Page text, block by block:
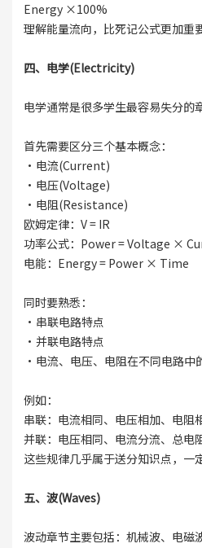
Energy ×100%
理解能量流向，比死记公式更加重要
四、电学(Electricity)
电学通常是很多学生最容易失分的
首先需要区分三个基本概念：
·电流(Current)
·电压(Voltage)
·电阻(Resistance)
欧姆定律：V = IR
功率公式：Power = Voltage ×
电能：Energy = Power × Time
同时要熟悉：
·串联电路特点
·并联电路特点
·电流、电压、电阻在不同电路中
例如：
串联：电流相同、电压相加、电阻
并联：电压相同、电流分流、总电
这些规律几乎属于送分知识点，一
五、波(Waves)
波动章节主要包括：机械波、电磁